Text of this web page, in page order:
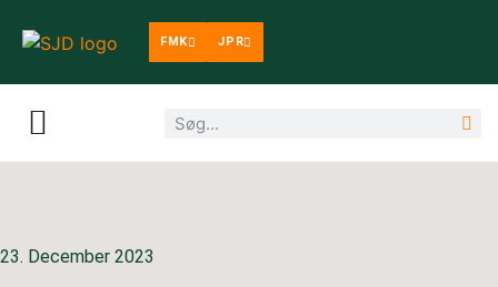
FMK JPR
23. December 2023